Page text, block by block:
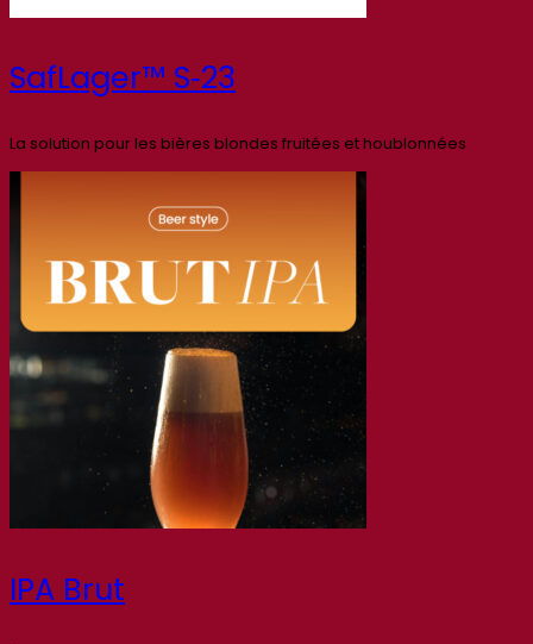
SafLager™ S‑23
La solution pour les bières blondes fruitées et houblonnées
IPA Brut